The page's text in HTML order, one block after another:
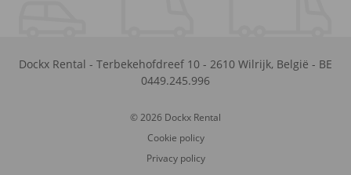
Dockx Rental - Terbekehofdreef 10 - 2610 Wilrijk, België - BE
0449.245.996
© 2026 Dockx Rental
Cookie policy
Privacy policy